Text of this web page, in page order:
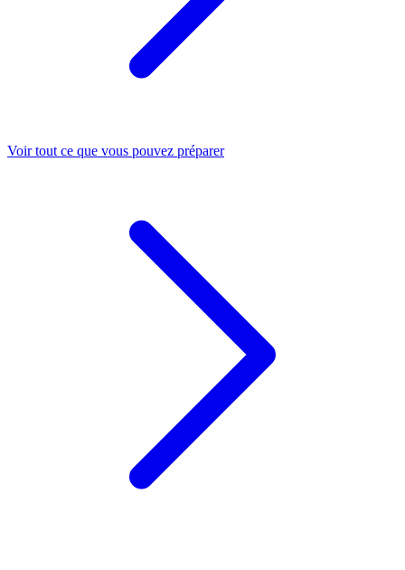
Voir tout ce que vous pouvez préparer